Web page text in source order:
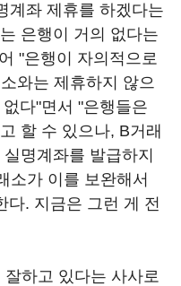
계좌 제휴를 하겠다는
은행이 거의 없다는
"은행이 자의적으로
와는 제휴하지 않으
다"면서 "은행들은
할 수 있으나, B거래
명계좌를 발급하지
소가 이를 보완해서
다. 지금은 그런 게 전
하고 있다는 사사로